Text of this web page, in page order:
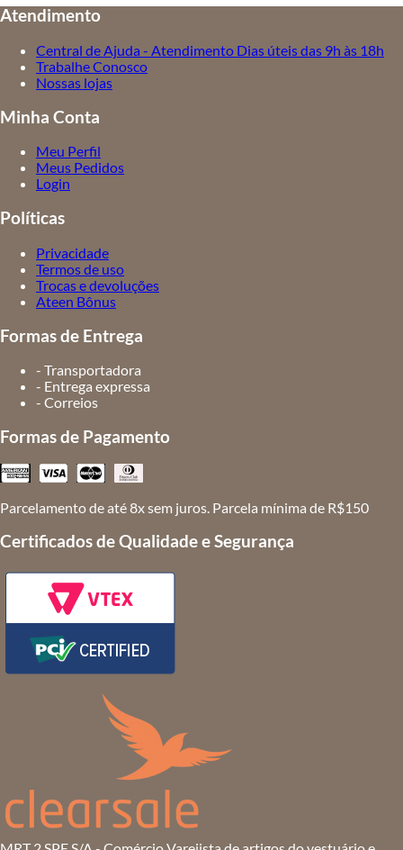
Atendimento
Central de Ajuda - Atendimento Dias úteis das 9h às 18h
Trabalhe Conosco
Nossas lojas
Minha Conta
Meu Perfil
Meus Pedidos
Login
Políticas
Privacidade
Termos de uso
Trocas e devoluções
Ateen Bônus
Formas de Entrega
- Transportadora
- Entrega expressa
- Correios
Formas de Pagamento
Parcelamento de até 8x sem juros. Parcela mínima de R$150
Certificados de Qualidade e Segurança